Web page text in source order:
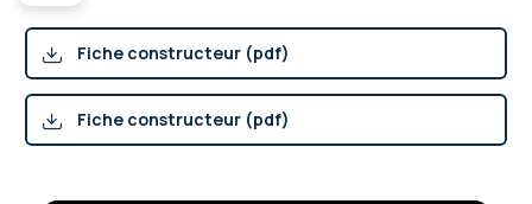
Fiche constructeur (pdf)
Fiche constructeur (pdf)